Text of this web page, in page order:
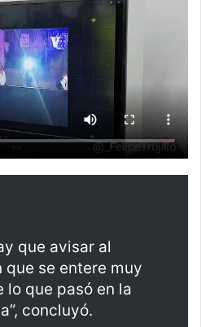
que avisar al
que se entere muy
lo que pasó en la
concluyó.